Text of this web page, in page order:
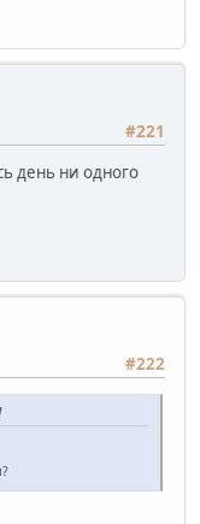
#221
день ни одного
#222